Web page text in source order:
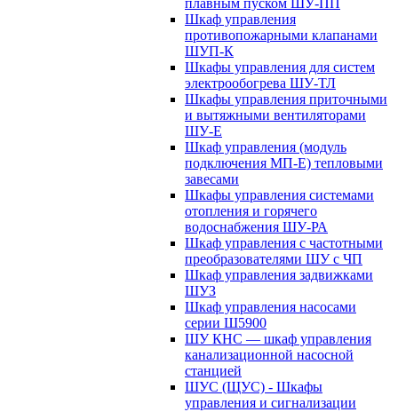
плавным пуском ШУ-ПП
Шкаф управления
противопожарными клапанами
ШУП-К
Шкафы управления для систем
электрообогрева ШУ-ТЛ
Шкафы управления приточными
и вытяжными вентиляторами
ШУ-Е
Шкаф управления (модуль
подключения МП-Е) тепловыми
завесами
Шкафы управления системами
отопления и горячего
водоснабжения ШУ-РА
Шкаф управления с частотными
преобразователями ШУ с ЧП
Шкаф управления задвижками
ШУЗ
Шкаф управления насосами
серии Ш5900
ШУ КНС — шкаф управления
канализационной насосной
станцией
ШУС (ЩУС) - Шкафы
управления и сигнализации